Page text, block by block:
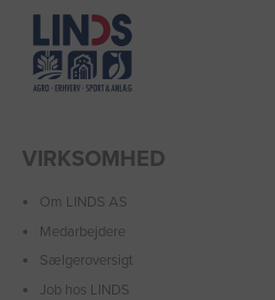
VIRKSOMHED
Om LINDS AS
Medarbejdere
Sælgeroversigt
Job hos LINDS